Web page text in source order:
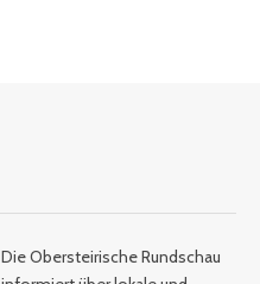
Die Obersteirische Rundschau